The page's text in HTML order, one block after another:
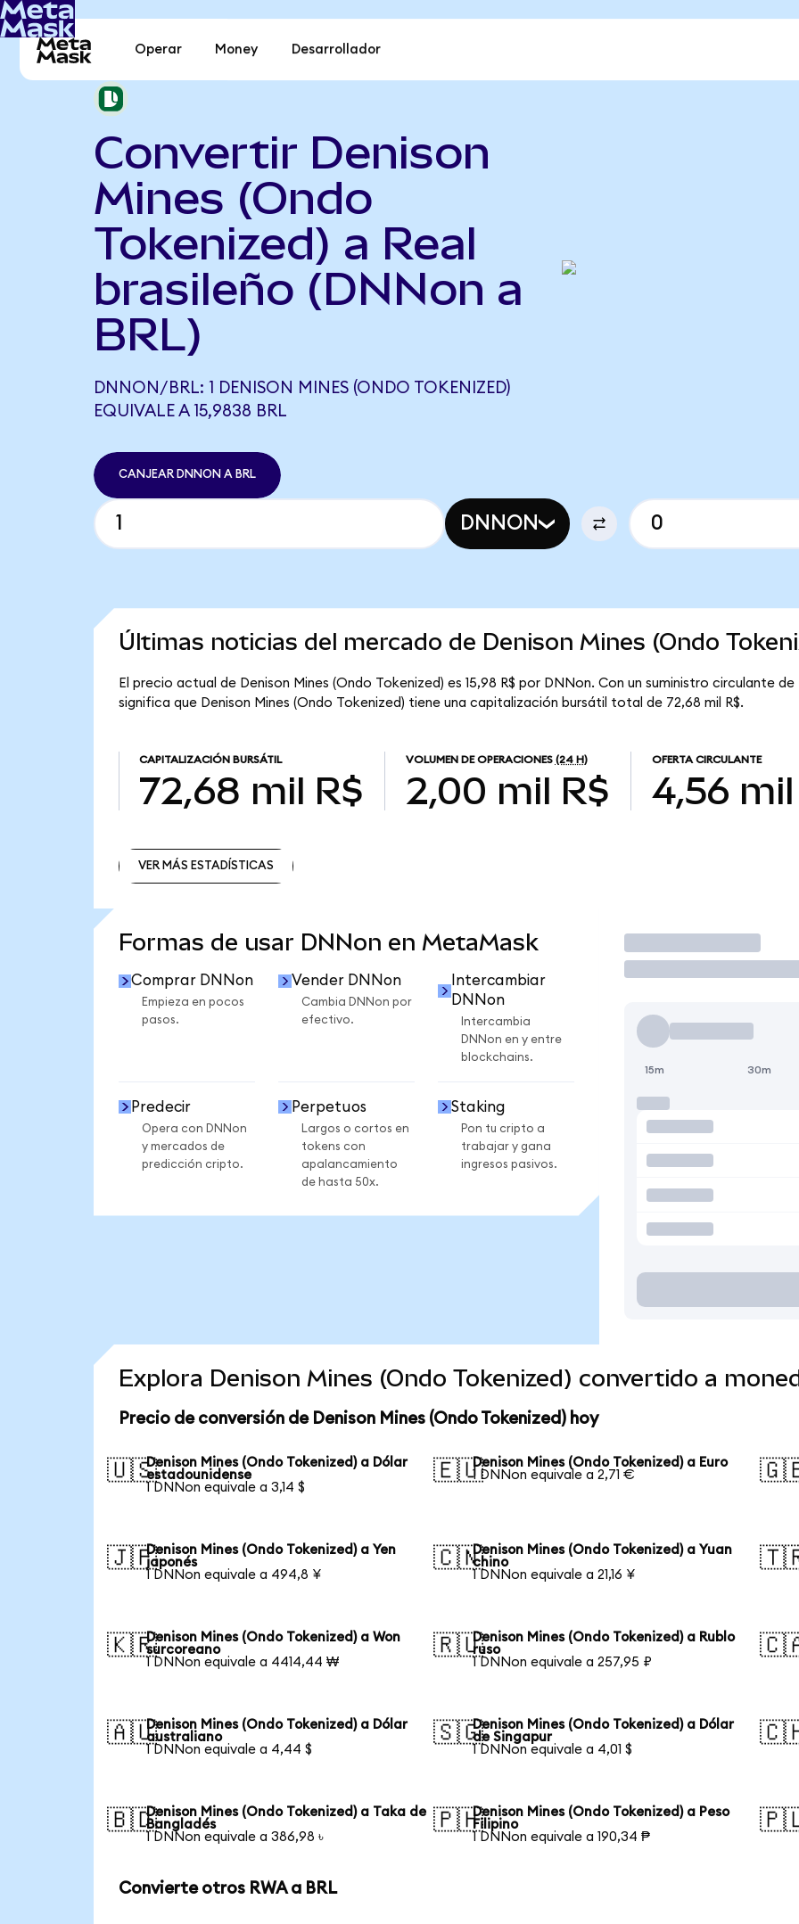
Operar Money Desarrollador
Convertir Denison
Mines (Ondo
Tokenized) a Real
brasileño (DNNon a
BRL)
DNNON/BRL: 1 DENISON MINES (ONDO TOKENIZED)
EQUIVALE A 15,9838 BRL
CANJEAR DNNON A BRL
DNNON
Últimas noticias del mercado de Denison Mines (Ondo
El precio actual de Denison Mines (Ondo Tokenized) es 15,98 R$ por DNNon. Con un suministro circulante
significa que Denison Mines (Ondo Tokenized) tiene una capitalización bursátil total de 72,68 mil R$.
CAPITALIZACIÓN BURSÁTIL
72,68 mil R$
VOLUMEN DE OPERACIONES (24 H)
2,00 mil R$
OFERTA CIRCULANTE
4,56 mil
VER MÁS ESTADÍSTICAS
Formas de usar DNNon en MetaMask
Comprar DNNon
Empieza en pocos
pasos.
Vender DNNon
Cambia DNNon por
efectivo.
Intercambiar
DNNon
Intercambia
DNNon en y entre
blockchains.
Predecir
Opera con DNNon
y mercados de
predicción cripto.
Perpetuos
Largos o cortos en
tokens con
apalancamiento
de hasta 50x.
Staking
Pon tu cripto a
trabajar y gana
ingresos pasivos.
Operar
15m 30m
Explora Denison Mines (Ondo Tokenized) convertido a
Precio de conversión de Denison Mines (Ondo Tokenized) hoy
🇺🇸Denison Mines (Ondo Tokenized) a Dólar
estadounidense
1 DNNon equivale a 3,14 $
🇪🇺Denison Mines (Ondo Tokenized) a Euro
1 DNNon equivale a 2,71 €
🇯🇵Denison Mines (Ondo Tokenized) a Yen
japonés
1 DNNon equivale a 494,8 ¥
🇨🇳Denison Mines (Ondo Tokenized) a Yuan
chino
1 DNNon equivale a 21,16 ¥
🇰🇷Denison Mines (Ondo Tokenized) a Won
surcoreano
1 DNNon equivale a 4414,44 ₩
🇷🇺Denison Mines (Ondo Tokenized) a Rublo
ruso
1 DNNon equivale a 257,95 ₽
🇦🇺Denison Mines (Ondo Tokenized) a Dólar
australiano
1 DNNon equivale a 4,44 $
🇸🇬Denison Mines (Ondo Tokenized) a Dólar
de Singapur
1 DNNon equivale a 4,01 $
🇧🇩Denison Mines (Ondo Tokenized) a Taka de
Bangladés
1 DNNon equivale a 386,98 ৳
🇵🇭Denison Mines (Ondo Tokenized) a Peso
Filipino
1 DNNon equivale a 190,34 ₱
Convierte otros RWA a BRL